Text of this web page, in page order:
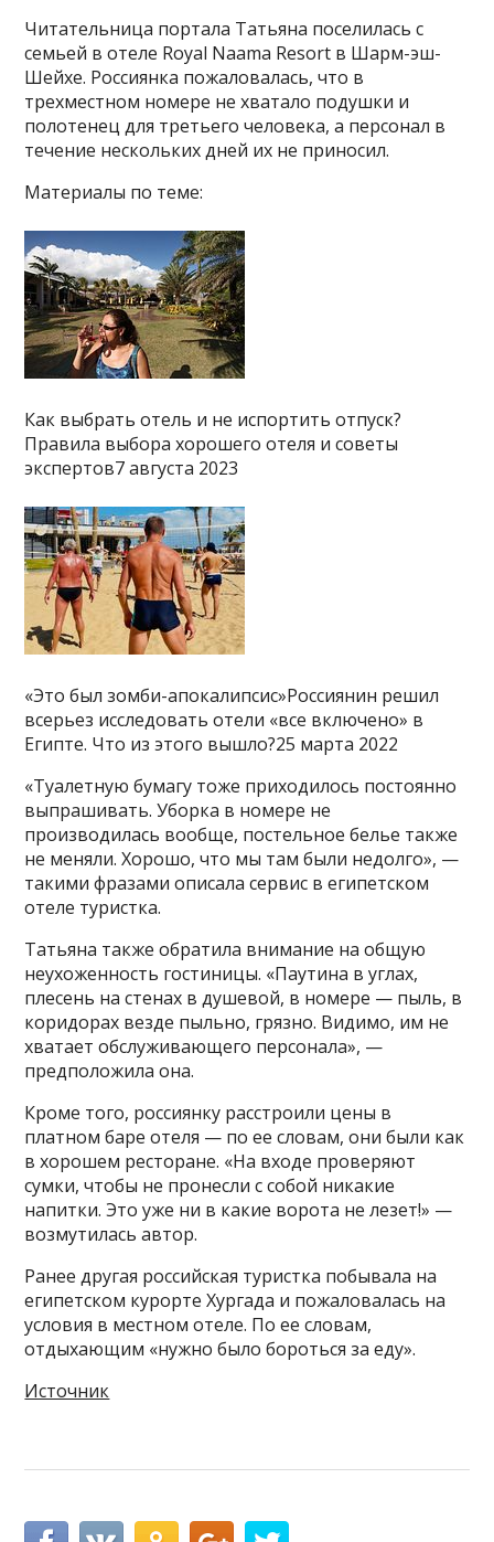
Читательница портала Татьяна поселилась с
семьей в отеле Royal Naama Resort в Шарм-эш-
Шейхе. Россиянка пожаловалась, что в
трехместном номере не хватало подушки и
полотенец для третьего человека, а персонал в
течение нескольких дней их не приносил.
Материалы по теме:
Как выбрать отель и не испортить отпуск?
Правила выбора хорошего отеля и советы
экспертов7 августа 2023
«Это был зомби-апокалипсис»Россиянин решил
всерьез исследовать отели «все включено» в
Египте. Что из этого вышло?25 марта 2022
«Туалетную бумагу тоже приходилось постоянно
выпрашивать. Уборка в номере не
производилась вообще, постельное белье также
не меняли. Хорошо, что мы там были недолго», —
такими фразами описала сервис в египетском
отеле туристка.
Татьяна также обратила внимание на общую
неухоженность гостиницы. «Паутина в углах,
плесень на стенах в душевой, в номере — пыль, в
коридорах везде пыльно, грязно. Видимо, им не
хватает обслуживающего персонала», —
предположила она.
Кроме того, россиянку расстроили цены в
платном баре отеля — по ее словам, они были как
в хорошем ресторане. «На входе проверяют
сумки, чтобы не пронесли с собой никакие
напитки. Это уже ни в какие ворота не лезет!» —
возмутилась автор.
Ранее другая российская туристка побывала на
египетском курорте Хургада и пожаловалась на
условия в местном отеле. По ее словам,
отдыхающим «нуж­но бы­ло бо­роть­ся за еду».
Источник